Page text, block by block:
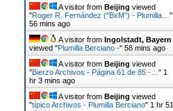
A visitor from Beijing viewed
"Roger R. Fernández ("BxM") - Plumilla… "
56 mins ago
A visitor from Ingolstadt, Bayern
viewed "Plumilla Berciano -" 58 mins ago
A visitor from Beijing viewed
"Bierzo Archivos - Página 61 de 85 -… " 1
hr 3 mins ago
A visitor from Beijing viewed
"típico Archivos - Plumilla Berciano" 1 hr 51